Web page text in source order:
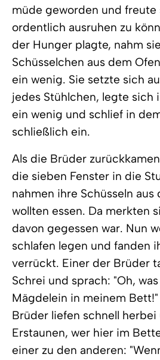
müde geworden und freute
ordentlich ausruhen zu
der Hunger plagte, nahm
Schüsselchen aus dem
ein wenig. Sie setzte sich
jedes Stühlchen, legte sich
ein wenig und schlief in
schließlich ein.
Als die Brüder
die sieben Fenster in die
nahmen ihre Schüsseln aus
wollten essen. Da merkten
davon gegessen war. Nun
schlafen legen und fanden
verrückt. Einer der Brüder
Schrei und sprach: "Oh,
Mägdelein in meinem
Brüder liefen schnell herbei
Erstaunen, wer hier im
einer zu den anderen: